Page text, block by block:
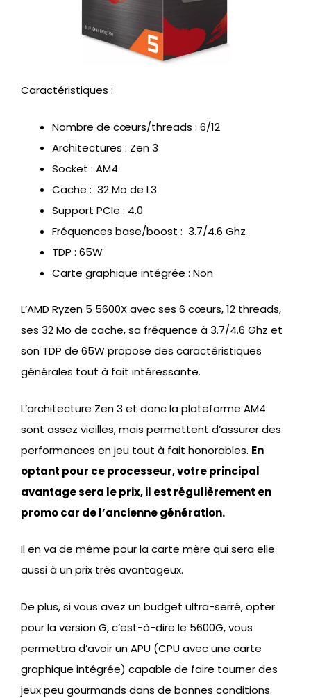
Caractéristiques :
Nombre de cœurs/threads : 6/12
Architectures : Zen 3
Socket : AM4
Cache : 32 Mo de L3
Support PCIe : 4.0
Fréquences base/boost : 3.7/4.6 Ghz
TDP : 65W
Carte graphique intégrée : Non
L’AMD Ryzen 5 5600X avec ses 6 cœurs, 12 threads,
ses 32 Mo de cache, sa fréquence à 3.7/4.6 Ghz et
son TDP de 65W propose des caractéristiques
générales tout à fait intéressante.
L’architecture Zen 3 et donc la plateforme AM4
sont assez vieilles, mais permettent d’assurer des
performances en jeu tout à fait honorables. En
optant pour ce processeur, votre principal
avantage sera le prix, il est régulièrement en
promo car de l’ancienne génération.
Il en va de même pour la carte mère qui sera elle
aussi à un prix très avantageux.
De plus, si vous avez un budget ultra-serré, opter
pour la version G, c’est-à-dire le 5600G, vous
permettra d’avoir un APU (CPU avec une carte
graphique intégrée) capable de faire tourner des
jeux peu gourmands dans de bonnes conditions.